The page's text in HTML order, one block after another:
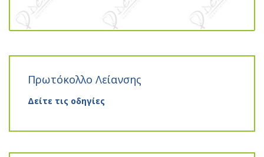
Πρωτόκολλο Λείανσης
Δείτε τις οδηγίες